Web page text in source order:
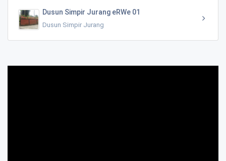
Dusun Simpir Jurang eRWe 01
Dusun Simpir Jurang